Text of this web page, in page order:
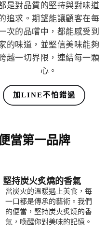
是對品質的堅持與對味道
追求。期望能讓顧客在每
次的品嚐中，都能感受到
的味道，並堅信美味能夠
越一切界限，連結每一顆
心。
加LINE不怕錯過
當第一品牌
堅持炭火炙燒的香氣
當炭火的溫暖遇上美食，每
一口都是傳承的藝術。我們
的便當，堅持炭火炙燒的香
氣，喚醒你對美味的記憶。